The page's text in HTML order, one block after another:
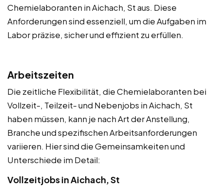
Chemielaboranten in Aichach, St aus. Diese
Anforderungen sind essenziell, um die Aufgaben im
Labor präzise, sicher und effizient zu erfüllen.
Arbeitszeiten
Die zeitliche Flexibilität, die Chemielaboranten bei
Vollzeit-, Teilzeit- und Nebenjobs in Aichach, St
haben müssen, kann je nach Art der Anstellung,
Branche und spezifischen Arbeitsanforderungen
variieren. Hier sind die Gemeinsamkeiten und
Unterschiede im Detail:
Vollzeitjobs in Aichach, St